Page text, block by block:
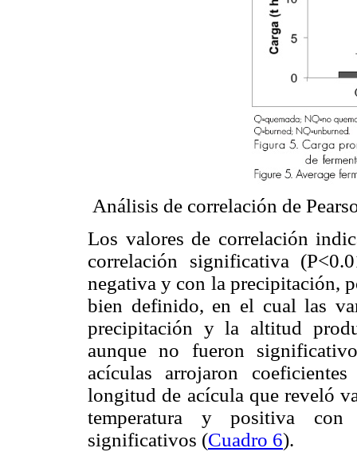
Análisis de correlación de
Los valores de correlación
correlación significativa
negativa y con la precipitación,
bien definido, en el cual las
precipitación y la altitud
aunque no fueron
acículas arrojaron
longitud de acícula que reveló
temperatura y positiva
significativos (Cuadro 6).